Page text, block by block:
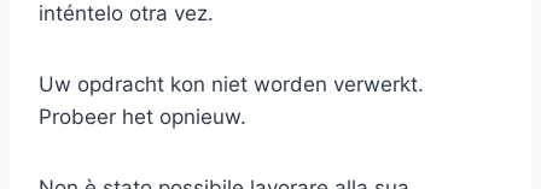
inténtelo otra vez.
Uw opdracht kon niet worden verwerkt.
Probeer het opnieuw.